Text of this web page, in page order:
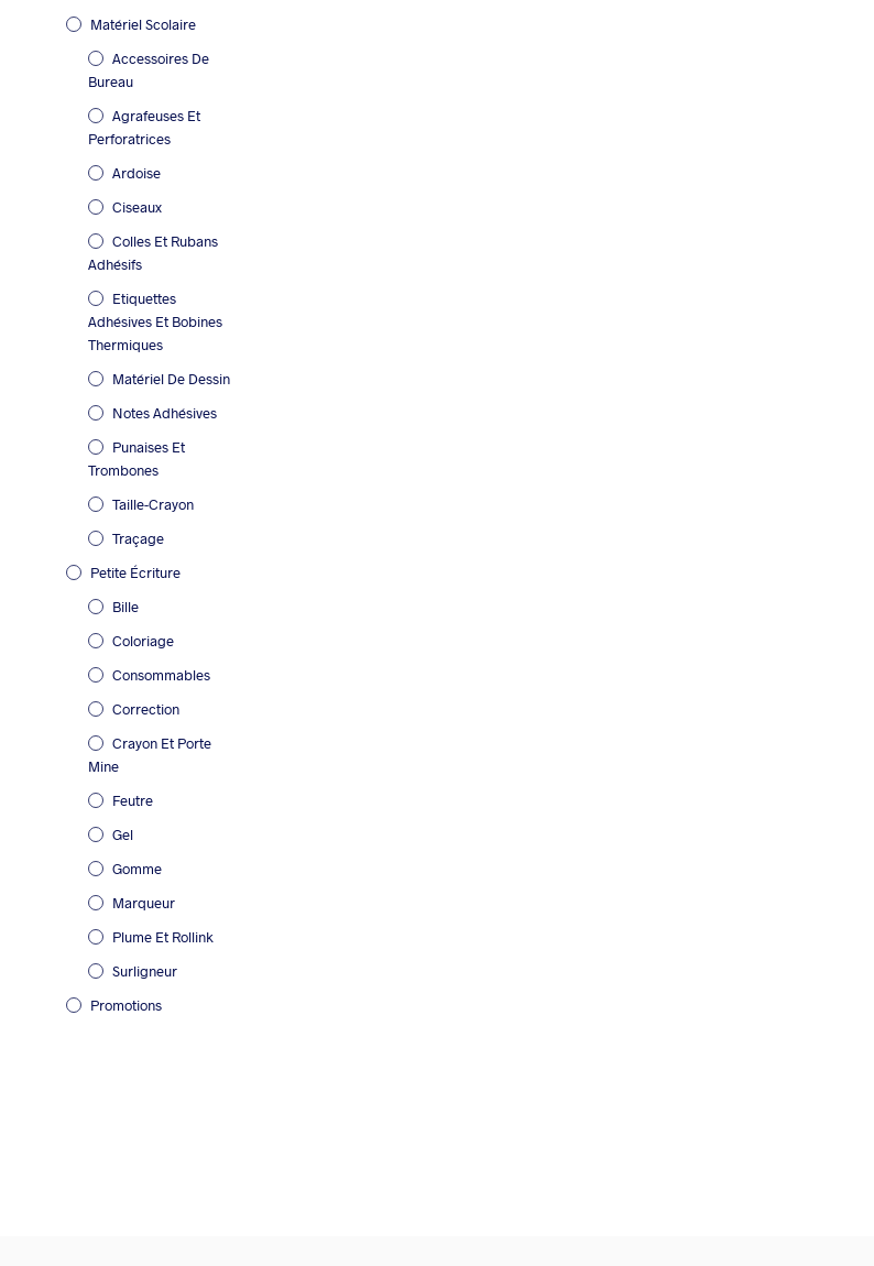
Matériel Scolaire
Accessoires De
Bureau
Agrafeuses Et
Perforatrices
Ardoise
Ciseaux
Colles Et Rubans
Adhésifs
Etiquettes
Adhésives Et Bobines
Thermiques
Matériel De Dessin
Notes Adhésives
Punaises Et
Trombones
Taille-Crayon
Traçage
Petite Écriture
Bille
Coloriage
Consommables
Correction
Crayon Et Porte
Mine
Feutre
Gel
Gomme
Marqueur
Plume Et Rollink
Surligneur
Promotions